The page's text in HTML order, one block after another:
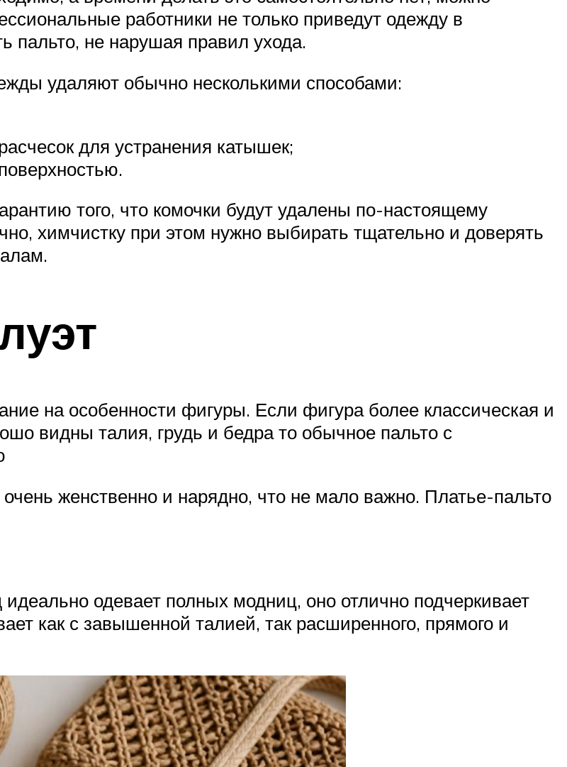
работники не только приведут одежду в
пальто, не нарушая правил ухода.
удаляют обычно несколькими способами:
для устранения катышек;
того, что комочки будут удалены по-настоящему
химчистку при этом нужно выбирать тщательно и доверять
на особенности фигуры. Если фигура более классическая и
видны талия, грудь и бедра то обычное пальто с
женственно и нарядно, что не мало важно. Платье-пальто
одевает полных модниц, оно отлично подчеркивает
как с завышенной талией, так расширенного, прямого и